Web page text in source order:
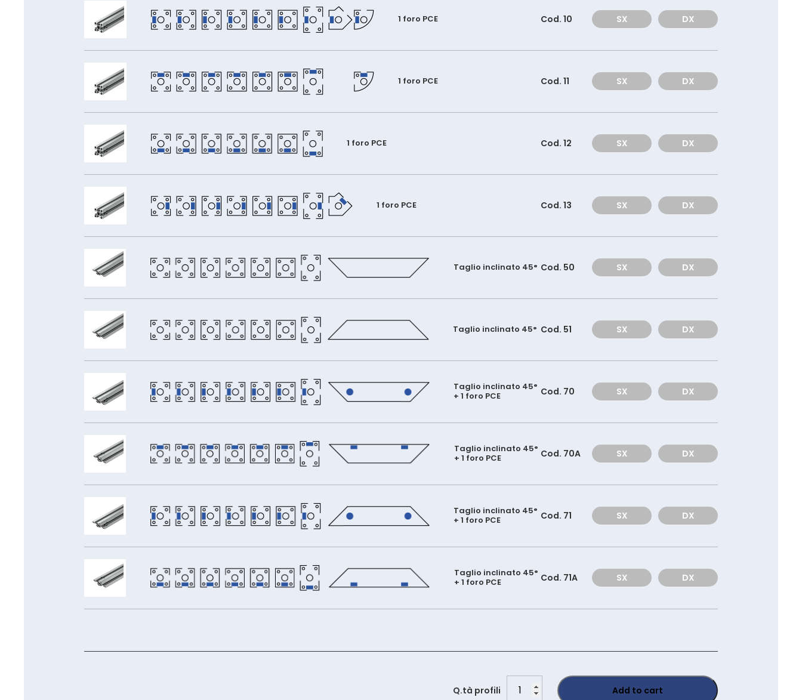
1 foro PCE Cod. 10 SX DX
1 foro PCE Cod. 11 SX DX
1 foro PCE Cod. 12 SX DX
1 foro PCE Cod. 13 SX DX
Taglio inclinato 45° Cod. 50 SX DX
Taglio inclinato 45° Cod. 51 SX DX
Taglio inclinato 45°
+ 1 foro PCE
Cod. 70 SX DX
Taglio inclinato 45°
+ 1 foro PCE
Cod. 70A SX DX
Taglio inclinato 45°
+ 1 foro PCE
Cod. 71 SX DX
Taglio inclinato 45°
+ 1 foro PCE
Cod. 71A SX DX
Q.tà profili
PG4040B
Add to cart